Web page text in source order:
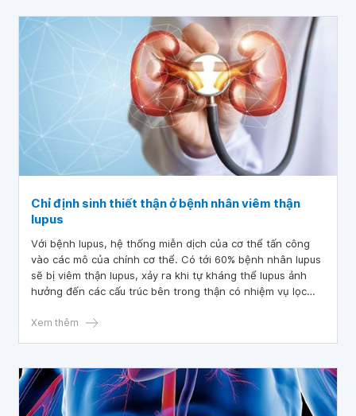
Chỉ định sinh thiết thận ở bệnh nhân viêm thận
lupus
Với bệnh lupus, hệ thống miễn dịch của cơ thể tấn công
vào các mô của chính cơ thể. Có tới 60% bệnh nhân lupus
sẽ bị viêm thận lupus, xảy ra khi tự kháng thể lupus ảnh
hưởng đến các cấu trúc bên trong thận có nhiệm vụ lọc
Xem thêm